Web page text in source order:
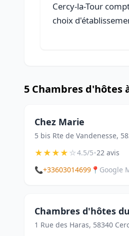
Cercy-la-Tour
choix
5 Chambres d'hôtes
Chez Marie
5 bis Rte de Vandenesse,
★★★★☆4.5/5•22 avis
📞+33603014699 📍 Google
Chambres d'hôtes
1 Rue des Haras, 58340